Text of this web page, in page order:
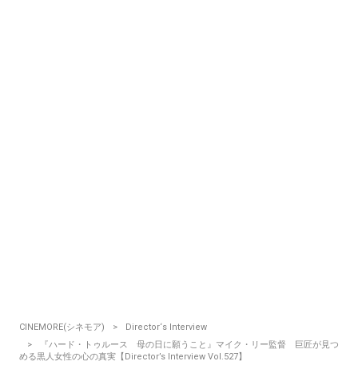
CINEMORE(シネモア)
Director‘s Interview
『ハード・トゥルース 母の日に願うこと』マイク・リー監督 巨匠が見つ
める黒人女性の心の真実【Director’s Interview Vol.527】